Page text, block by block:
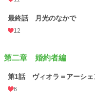
最終話 月光のなかで
12
第二章 婚約者編
第1話 ヴィオラ＝アーシェ
6